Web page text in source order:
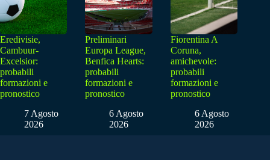
Eredivisie,
Cambuur-
Excelsior:
probabili
formazioni e
pronostico
7 Agosto
2026
Preliminari
Europa League,
Benfica Hearts:
probabili
formazioni e
pronostico
6 Agosto
2026
Fiorentina A
Coruna,
amichevole:
probabili
formazioni e
pronostico
6 Agosto
2026